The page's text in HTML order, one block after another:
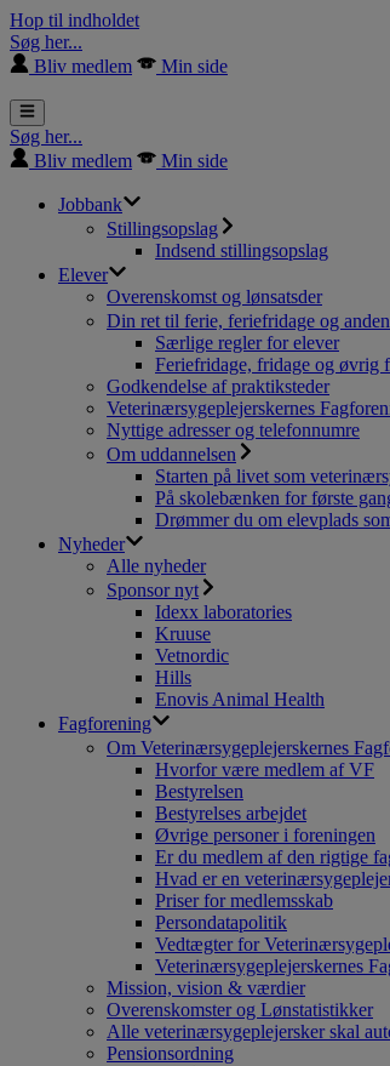
Hop til indholdet
Søg her...
Bliv medlem
Min side
Søg her...
Bliv medlem
Min side
Jobbank
Stillingsopslag
Indsend stillingsopslag
Elever
Overenskomst og lønsatsder
Din ret til ferie, feriefridage og
Særlige regler for elever
Feriefridage, fridage og øvrig
Godkendelse af praktiksteder
Veterinærsygeplejerskernes
Nyttige adresser og telefonnumre
Om uddannelsen
Starten på livet som
På skolebænken for første
Drømmer du om elevplads
Nyheder
Alle nyheder
Sponsor nyt
Idexx laboratories
Kruuse
Vetnordic
Hills
Enovis Animal Health
Fagforening
Om Veterinærsygeplejerskernes
Hvorfor være medlem af VF
Bestyrelsen
Bestyrelses arbejdet
Øvrige personer i foreningen
Er du medlem af den rigtige
Hvad er en
Priser for medlemsskab
Persondatapolitik
Vedtægter for
Veterinærsygeplejerskernes
Mission, vision & værdier
Overenskomster og Lønstatistikker
Alle veterinærsygeplejersker skal
Pensionsordning